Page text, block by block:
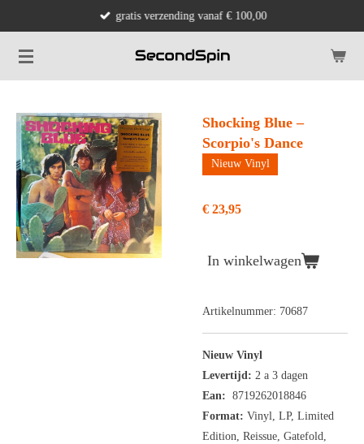
naar
de
gratis verzending vanaf € 100,00
Shocking Blue –
Scorpio's Dance
Nieuw Vinyl
€ 23,95
In winkelwagen
Artikelnummer: 70687
Nieuw Vinyl
Levertijd: 2 a 3 dagen
Ean: 8719262018846
Format: Vinyl, LP, Limited
Edition, Reissue, Gatefold,